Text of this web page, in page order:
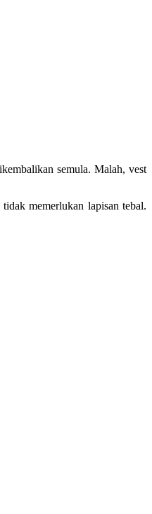
semula. Malah, vest
memerlukan lapisan tebal.